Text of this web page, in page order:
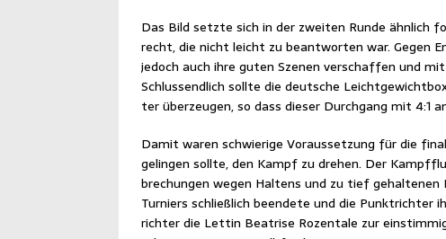
Das Bild setz­te sich in der zwei­ten Run­de ähn­lich
recht, die nicht leicht zu beant­wor­ten war. Gegen
jedoch auch ihre guten Sze­nen ver­schaf­fen und
Schluss­end­lich soll­te die deut­sche
ter über­zeu­gen, so dass die­ser Durch­gang mit 4:1
Damit waren schwie­ri­ge Vor­aus­set­zung für die
gelin­gen soll­te, den Kampf zu dre­hen. Der
bre­chun­gen wegen Hal­tens und zu tief gehal­te­nen
Tur­niers schließ­lich been­de­te und die
rich­ter die Let­tin Bea­tri­se Rozenta­le zur